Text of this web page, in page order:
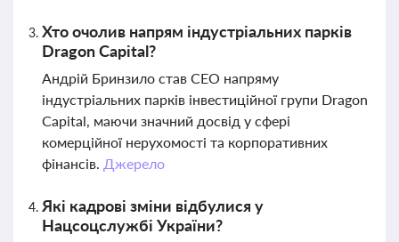
Хто очолив напрям індустріальних парків
Dragon Capital?
Андрій Бринзило став CEO напряму
індустріальних парків інвестиційної групи Dragon
Capital, маючи значний досвід у сфері
комерційної нерухомості та корпоративних
фінансів. Джерело
Які кадрові зміни відбулися у
Нацсоцслужбі України?